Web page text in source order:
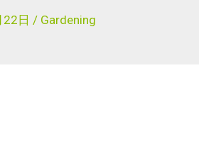
日 / Gardening